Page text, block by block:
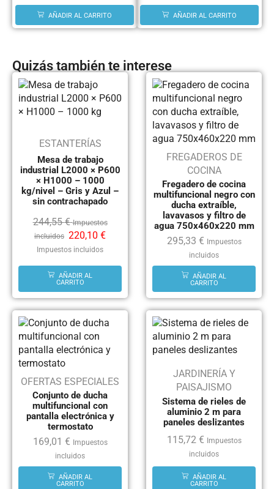
AÑADIR AL CARRITO AÑADIR AL CARRITO
Quizás también te interese
ESTANTERÍAS
Mesa de trabajo
industrial L2000 × P600
× H1000 – 1000
kg/nivel – Gris y Azul –
sin contrachapado
244,55€ Impuestos
incluidos 220,10 €
Impuestos incluidos
AÑADIR AL
CARRITO
FREGADEROS DE
COCINA
Fregadero de cocina
multifuncional negro con
ducha extraíble,
lavavasos y filtro de
agua 750x460x220 mm
295,33 € Impuestos
incluidos
AÑADIR AL
CARRITO
OFERTAS ESPECIALES
Conjunto de ducha
multifuncional con
pantalla electrónica y
termostato
169,01 €
Impuestos
incluidos
AÑADIR AL
CARRITO
JARDINERÍA Y
PAISAJISMO
Sistema de rieles de
aluminio 2 m para
paneles deslizantes
115,72 € Impuestos
incluidos
AÑADIR AL
CARRITO